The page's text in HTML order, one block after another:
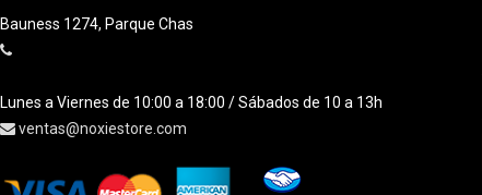
Bauness 1274, Parque Chas
Lunes a Viernes de 10:00 a 18:00 / Sábados de 10 a 13h
ventas@noxiestore.com